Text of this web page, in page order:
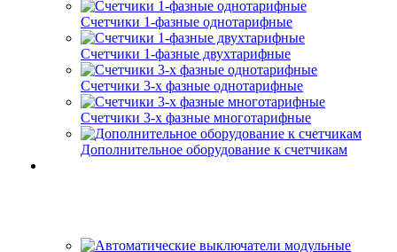
Счетчики 1-фазные однотарифные
Счетчики 1-фазные двухтарифные
Счетчики 3-х фазные однотарифные
Счетчики 3-х фазные многотарифные
Дополнительное оборудование к счетчикам